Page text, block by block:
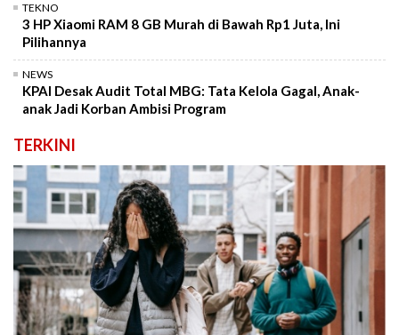
TEKNO
3 HP Xiaomi RAM 8 GB Murah di Bawah Rp1 Juta, Ini
Pilihannya
NEWS
KPAI Desak Audit Total MBG: Tata Kelola Gagal, Anak-
anak Jadi Korban Ambisi Program
TERKINI